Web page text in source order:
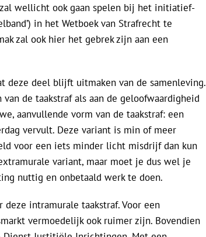
wellicht ook gaan spelen bij het initiatief-
in het Wetboek van Strafrecht te
zal ook hier het gebrek zijn aan een
deze deel blijft uitmaken van de samenleving.
de taakstraf als aan de geloofwaardigheid
aanvullende vorm van de taakstraf: een
vervult. Deze variant is min of meer
voor een iets minder licht misdrijf dan kun
variant, maar moet je dus wel je
nuttig en onbetaald werk te doen.
intramurale taakstraf. Voor een
vermoedelijk ook ruimer zijn. Bovendien